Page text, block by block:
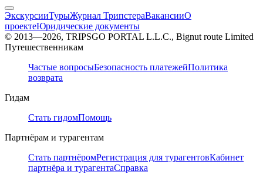
ЭкскурсииТурыЖурнал ТрипстераВакансииО
проектеЮридические документы
© 2013—2026, TRIPSGO PORTAL L.L.C., Bignut route Limited
Путешественникам
Частые вопросыБезопасность платежейПолитика
возврата
Гидам
Стать гидомПомощь
Партнёрам и турагентам
Стать партнёромРегистрация для турагентовКабинет
партнёра и турагентаСправка